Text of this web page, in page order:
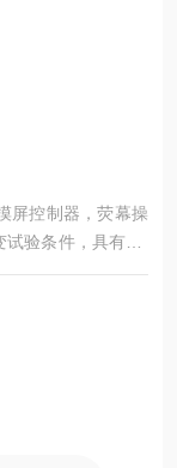
屏控制器，荧幕操
验条件，具有RS
种功能。